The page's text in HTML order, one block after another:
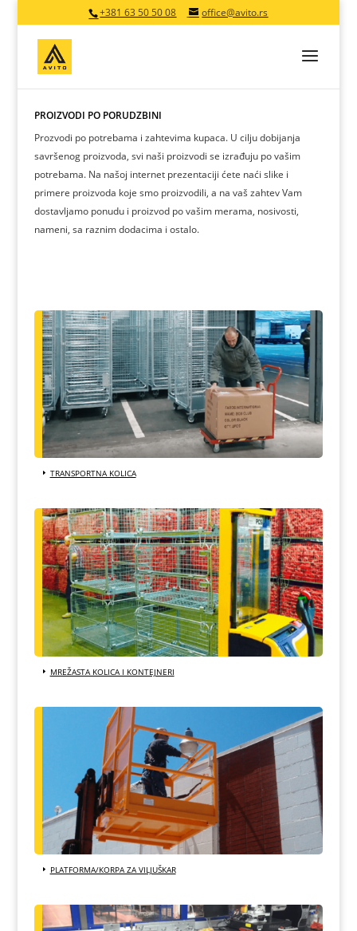
+381 63 50 50 08 office@avito.rs
PROIZVODI PO PORUDŽBINI
Prozvodi po potrebama i zahtevima kupaca. U cilju dobijanja
savršenog proizvoda, svi naši proizvodi se izrađuju po vašim
potrebama. Na našoj internet prezentaciji ćete naći slike i
primere proizvoda koje smo proizvodili, a na vaš zahtev Vam
dostavljamo ponudu i proizvod po vašim merama, nosivosti,
nameni, sa raznim dodacima i ostalo.
TRANSPORTNA KOLICA
MREŽASTA KOLICA I KONTEJNERI
PLATFORMA/KORPA ZA VILJUŠKAR